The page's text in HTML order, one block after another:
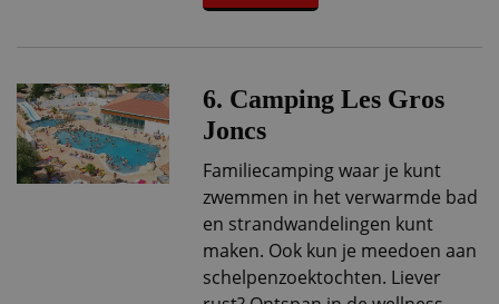
6. Camping Les Gros
Joncs
Familiecamping waar je kunt
zwemmen in het verwarmde bad
en strandwandelingen kunt
maken. Ook kun je meedoen aan
schelpenzoektochten. Liever